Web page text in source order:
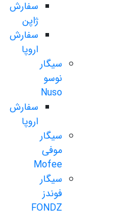
سفارش
ژاپن
سفارش
اروپا
سیگار
نوسو
Nuso
سفارش
اروپا
سیگار
موفی
Mofee
سیگار
فوندز
FONDZ